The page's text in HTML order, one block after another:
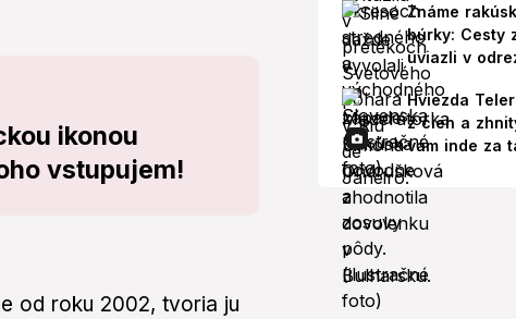
ikonou
vstupujem!
od roku 2002, tvoria ju
Známe
búrky: Cesty
uviazli v
Hviezda
z cien a
vám inde za